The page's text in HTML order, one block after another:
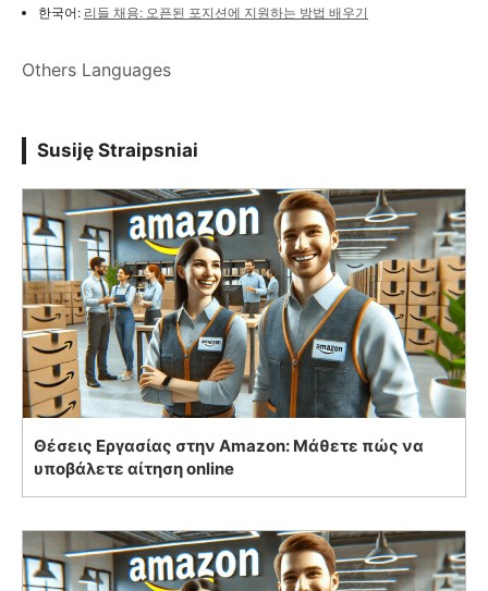
한국어: 리들 채용: 오픈된 포지션에 지원하는 방법 배우기
Others Languages
Susiję Straipsniai
Θέσεις Εργασίας στην Amazon: Μάθετε πώς να
υποβάλετε αίτηση online